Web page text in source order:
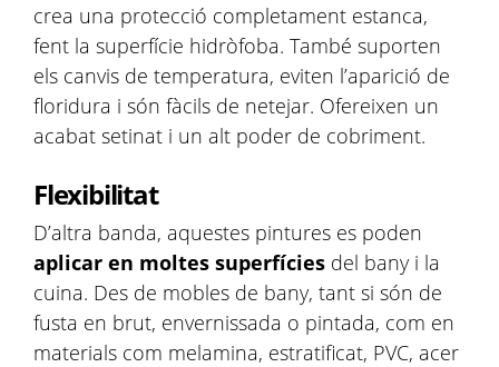
crea una protecció completament estanca,
fent la superfície hidròfoba. També suporten
els canvis de temperatura, eviten l’aparició de
floridura i són fàcils de netejar. Ofereixen un
acabat setinat i un alt poder de cobriment.
Flexibilitat
D’altra banda, aquestes pintures es poden
aplicar en moltes superfícies del bany i la
cuina. Des de mobles de bany, tant si són de
fusta en brut, envernissada o pintada, com en
materials com melamina, estratificat, PVC, acer